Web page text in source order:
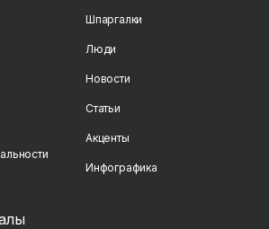
Шпаргалки
Люди
Новости
Статьи
Акценты
Инфографика